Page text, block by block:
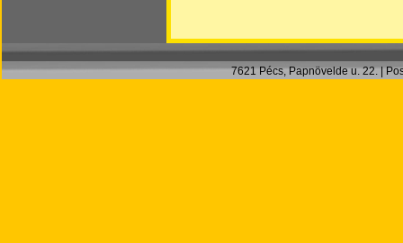
7621 Pécs, Papnövelde u. 22. |